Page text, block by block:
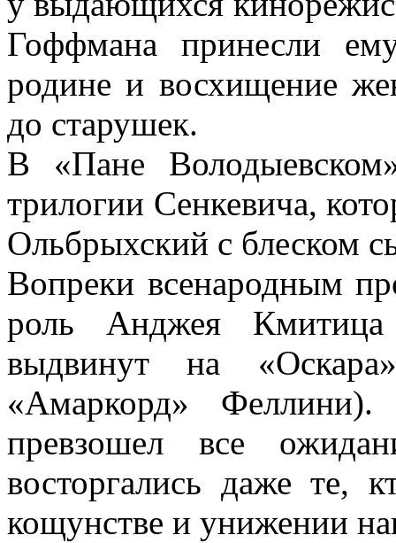
Гоффмана принесли
родине и восхищение
до старушек.
В «Пане
трилогии Сенкевича,
Ольбрыхский с блеском
Вопреки всенародным
роль Анджея
выдвинут на
«Амаркорд»
превзошел все
восторгались даже те,
кощунстве и унижении